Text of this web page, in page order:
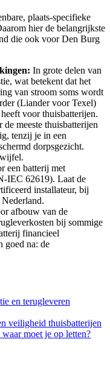
plaats-specifieke
hier de belangrijkste
die ook voor Den Burg
In grote delen van
wat betekent dat het
van stroom soms wordt
(Liander voor Texel)
voor thuisbatterijen.
de meeste thuisbatterijen
tenzij je in een
dorpsgezicht.
een batterij met
IEC 62619). Laat de
installateur, bij
afbouw van de
bij sommige
financieel
goed na: de
en terugleveren
veiligheid thuisbatterijen
moet je op letten?